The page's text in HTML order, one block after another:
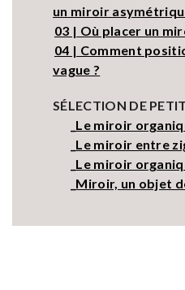
un miroir
03 | Où placer un
04 | Comment
vague ?
SÉLECTION DE
_Le miroir
_Le miroir entre
_Le miroir
_Miroir, un objet